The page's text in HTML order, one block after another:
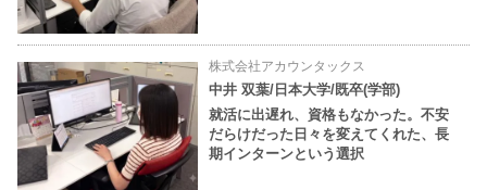
株式会社アカウンタックス
中井 双葉/日本大学/既卒(学部)
就活に出遅れ、資格もなかった。不安
だらけだった日々を変えてくれた、長
期インターンという選択